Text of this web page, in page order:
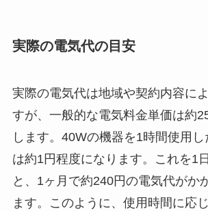
実際の電気代の目安
実際の電気代は地域や契約内容に
すが、一般的な電気料金単価は約
します。40Wの機器を1時間使用
は約1円程度になります。これを1
と、1ヶ月で約240円の電気代がか
ます。このように、使用時間に応